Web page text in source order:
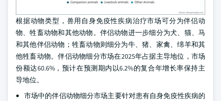
根据动物类型，兽用自身免疫性疾病治疗市场可分为伴侣动
物、牲畜动物和其他动物。伴侣动物进一步细分为犬、猫、马
和其他伴侣动物；牲畜动物则细分为牛、猪、家禽、绵羊和其
他牲畜动物。伴侣动物细分市场在2025年占据主导地位，市场
份额达60.6%，预计在预测期内以6.2%的复合年增长率保持主
导地位。
市场中的伴侣动物细分市场主要针对患有自身免疫性疾病的